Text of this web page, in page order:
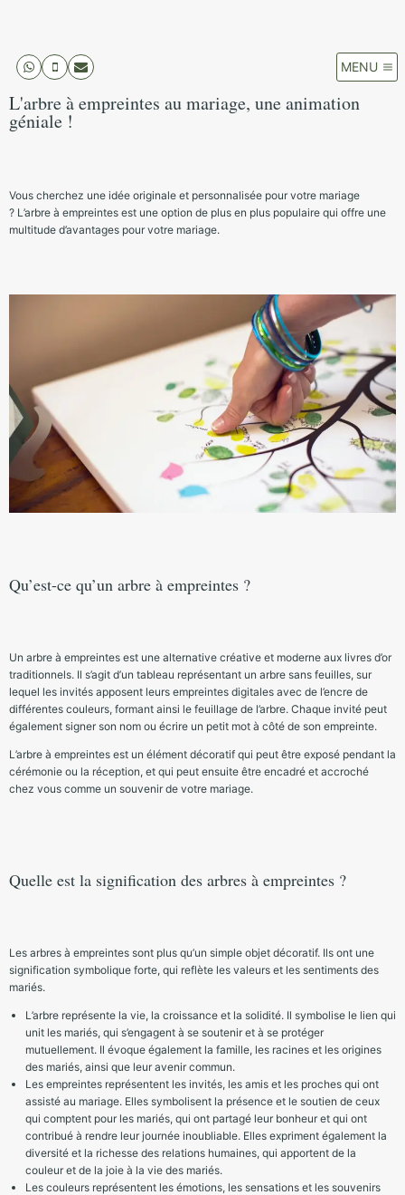
MENU
L'arbre à empreintes au mariage, une animation
géniale !
Vous cherchez une idée originale et personnalisée pour votre mariage
? L’arbre à empreintes est une option de plus en plus populaire qui offre une
multitude d’avantages pour votre mariage.
Qu’est-ce qu’un arbre à empreintes ?
Un arbre à empreintes est une alternative créative et moderne aux livres d’or
traditionnels. Il s’agit d’un tableau représentant un arbre sans feuilles, sur
lequel les invités apposent leurs empreintes digitales avec de l’encre de
différentes couleurs, formant ainsi le feuillage de l’arbre. Chaque invité peut
également signer son nom ou écrire un petit mot à côté de son empreinte.
L’arbre à empreintes est un élément décoratif qui peut être exposé pendant la
cérémonie ou la réception, et qui peut ensuite être encadré et accroché
chez vous comme un souvenir de votre mariage.
Quelle est la signification des arbres à empreintes ?
Les arbres à empreintes sont plus qu’un simple objet décoratif. Ils ont une
signification symbolique forte, qui reflète les valeurs et les sentiments des
mariés.
L’arbre représente la vie, la croissance et la solidité. Il symbolise le lien qui
unit les mariés, qui s’engagent à se soutenir et à se protéger
mutuellement. Il évoque également la famille, les racines et les origines
des mariés, ainsi que leur avenir commun.
Les empreintes représentent les invités, les amis et les proches qui ont
assisté au mariage. Elles symbolisent la présence et le soutien de ceux
qui comptent pour les mariés, qui ont partagé leur bonheur et qui ont
contribué à rendre leur journée inoubliable. Elles expriment également la
diversité et la richesse des relations humaines, qui apportent de la
couleur et de la joie à la vie des mariés.
Les couleurs représentent les émotions, les sensations et les souvenirs